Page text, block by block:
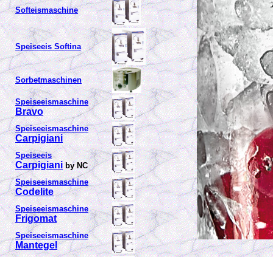
Softeismaschine
Speiseeis Softina
Sorbetmaschinen
Speiseeismaschine
Bravo
Speiseeismaschine
Carpigiani
Speiseeis
Carpigiani by NC
Speiseeismaschine
Codelite
Speiseeismaschine
Frigomat
Speiseeismaschine
Mantegel